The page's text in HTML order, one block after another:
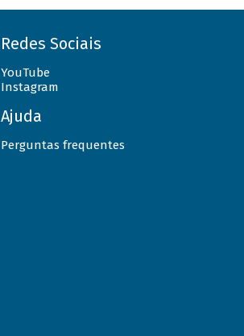
Redes Sociais
YouTube
Instagram
Ajuda
Perguntas frequentes